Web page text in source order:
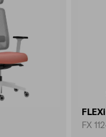
FX